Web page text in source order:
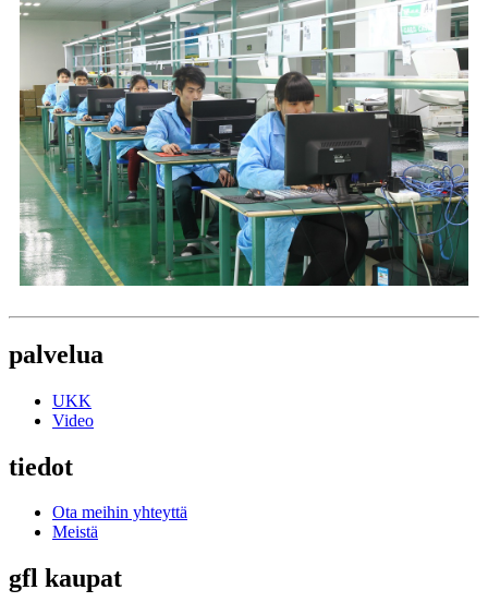
palvelua
UKK
Video
tiedot
Ota meihin yhteyttä
Meistä
gfl kaupat